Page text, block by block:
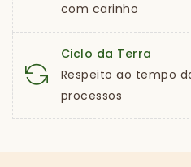
com carinho
Ciclo da Terra
Respeito ao tempo
processos